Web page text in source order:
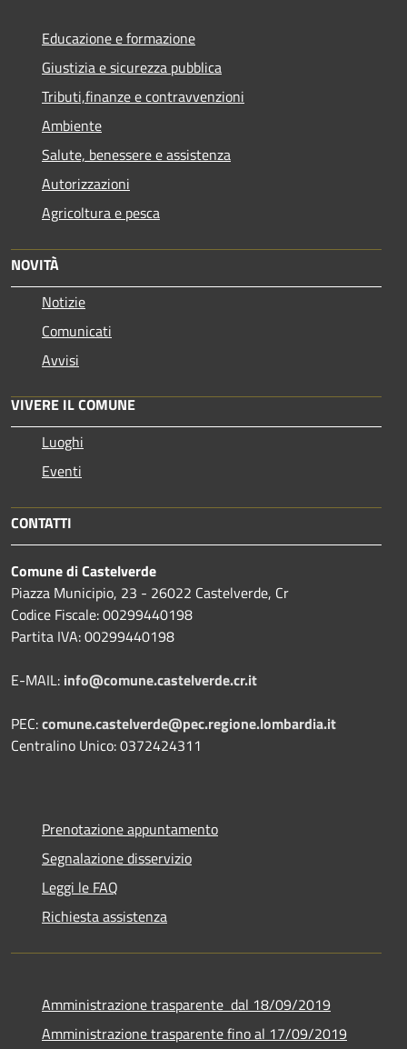
Educazione e formazione
Giustizia e sicurezza pubblica
Tributi,finanze e contravvenzioni
Ambiente
Salute, benessere e assistenza
Autorizzazioni
Agricoltura e pesca
NOVITÀ
Notizie
Comunicati
Avvisi
VIVERE IL COMUNE
Luoghi
Eventi
CONTATTI
Comune di Castelverde
Piazza Municipio, 23 - 26022 Castelverde, Cr
Codice Fiscale: 00299440198
Partita IVA: 00299440198
E-MAIL: info@comune.castelverde.cr.it
PEC:comune.castelverde@pec.regione.lombardia.it
Centralino Unico: 0372424311
Prenotazione appuntamento
Segnalazione disservizio
Leggi le FAQ
Richiesta assistenza
Amministrazione trasparente dal 18/09/2019
Amministrazione trasparente fino al 17/09/2019